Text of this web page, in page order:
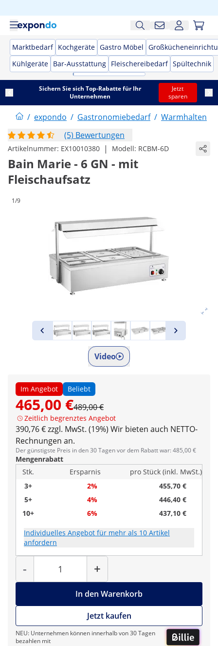
Marktbedarf Kochgeräte Gastro Möbel
Kühlgeräte Bar-Ausstattung Fleischereibedarf Spültechnik
Sichern Sie sich Top-Rabatte für Ihr
Unternehmen
Jetzt
sparen
/ expondo / Gastronomiebedarf / Warmhalten
(5) Bewertungen
Artikelnummer: EX10010380 | Modell: RCBM-6D
Bain Marie - 6 GN - mit
Fleischaufsatz
1/9
Video
Im Angebot Beliebt
465,00 €489,00 €
Zeitlich begrenztes Angebot
390,76 € zzgl. MwSt. (19%) Wir bieten auch NETTO-
Rechnungen an.
Der günstigste Preis in den 30 Tagen vor dem Rabatt war: 485,00 €
Mengenrabatt
Stk.
Ersparnis
pro Stück (inkl. MwSt.)
3+
2%
455,70 €
5+
4%
446,40 €
10+
6% 437,10 €
Individuelles Angebot für mehr als 10 Artikel
anfordern
-
Menge
+
In den Warenkorb
Jetzt kaufen
NEU: Unternehmen können innerhalb von 30 Tagen
bezahlen mit